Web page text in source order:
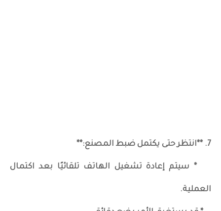
7. **انتظر حتى يكتمل ضبط المصنع:**
* سيتم إعادة تشغيل الهاتف تلقائيًا بعد اكتمال
العملية.